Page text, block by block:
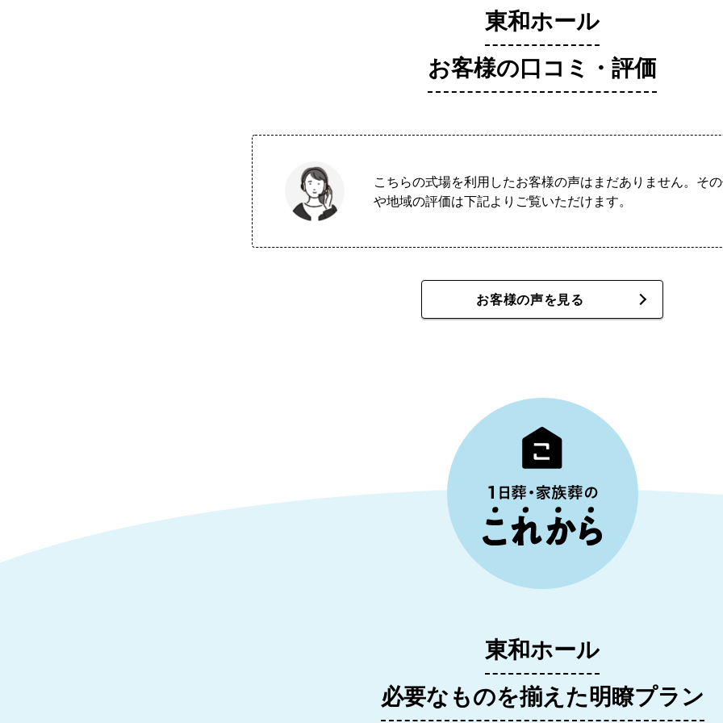
東和ホール
お客様の口コミ・評価
こちらの式場を利用したお客様の声はまだありません。そ
や地域の評価は下記よりご覧いただけます。
お客様の声を見る
東和ホール
必要なものを揃えた明瞭プラン